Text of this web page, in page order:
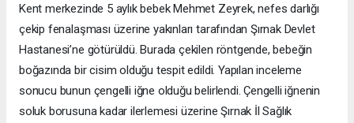
Kent merkezinde 5 aylık bebek Mehmet Zeyrek, nefes darlığı
çekip fenalaşması üzerine yakınları tarafından Şırnak Devlet
Hastanesi’ne götürüldü. Burada çekilen röntgende, bebeğin
boğazında bir cisim olduğu tespit edildi. Yapılan inceleme
sonucu bunun çengelli iğne olduğu belirlendi. Çengelli iğnenin
soluk borusuna kadar ilerlemesi üzerine Şırnak İl Sağlık